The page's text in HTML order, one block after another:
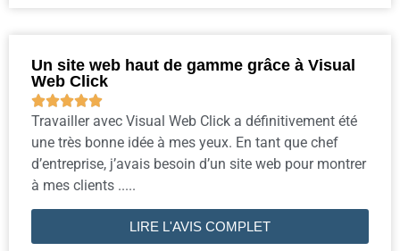
Un site web haut de gamme grâce à Visual
Web Click

Travailler avec Visual Web Click a définitivement été
une très bonne idée à mes yeux. En tant que chef
d’entreprise, j’avais besoin d’un site web pour montrer
à mes clients .....
LIRE L'AVIS COMPLET